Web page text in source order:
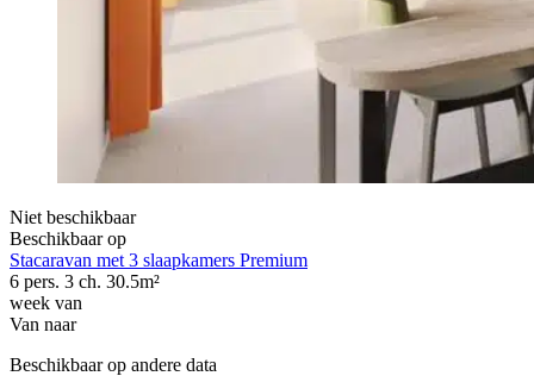
Niet beschikbaar
Beschikbaar op
Stacaravan met 3 slaapkamers Premium
6 pers. 3 ch. 30.5m²
week van
Van naar
Beschikbaar op andere data